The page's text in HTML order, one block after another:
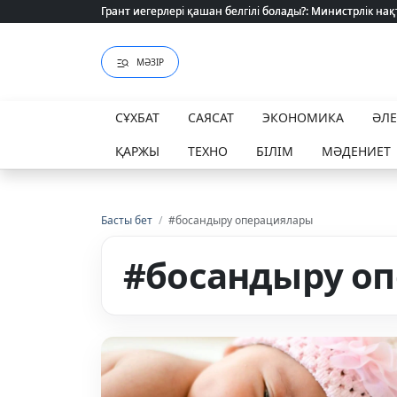
Грант иегерлері қашан белгілі болады?: Министрлік
Грант иегерлері қашан белгілі болады?: Министрлік
МӘЗІР
СҰХБАТ САЯСАТ ЭКОНОМИКА
ҚАРЖЫ
ТЕХНО БІЛІМ МӘДЕНИЕТ
Басты бет / #босандыру операциялары
#босандыру